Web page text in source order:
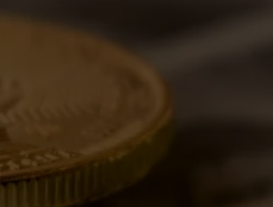
ROZLICZENIA ZAGRANICZNE